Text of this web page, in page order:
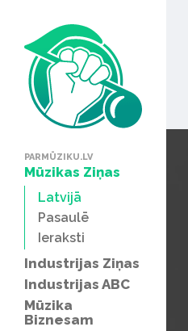
PARMŪZIKU.LV
Mūzikas Ziņas
Latvijā
Pasaulē
Ieraksti
Industrijas Ziņas
Industrijas ABC
Mūzika
Biznesam